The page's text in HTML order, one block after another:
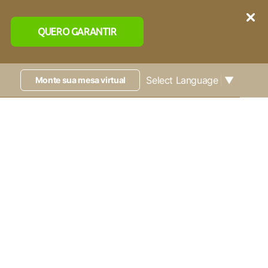
QUERO GARANTIR
Monte sua mesa virtual Select Language ▼